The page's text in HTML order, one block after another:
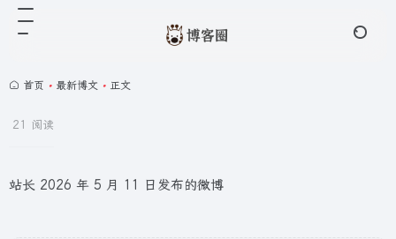
首页 • 最新博文 • 正文
21 阅读
站长 2026 年 5 月 11 日发布的微博